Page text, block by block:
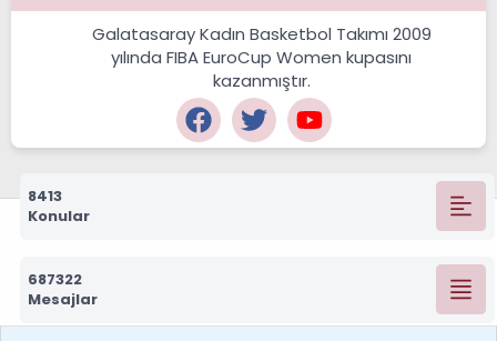
Galatasaray Kadın Basketbol Takımı 2009
yılında FIBA EuroCup Women kupasını
kazanmıştır.
8413
Konular
687322
Mesajlar